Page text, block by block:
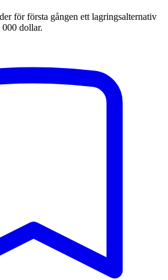
för första gången ett lagringsalternativ
dollar.